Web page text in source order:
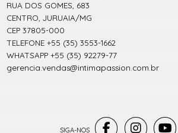
RUA DOS GOMES, 683
CENTRO, JURUAIA/MG
CEP 37805-000
TELEFONE +55 (35) 3553-1662
WHATSAPP +55 (35) 92279-77
gerencia.vendas@intimapassion.com.br